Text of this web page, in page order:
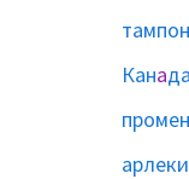
тампон
Канада
промен